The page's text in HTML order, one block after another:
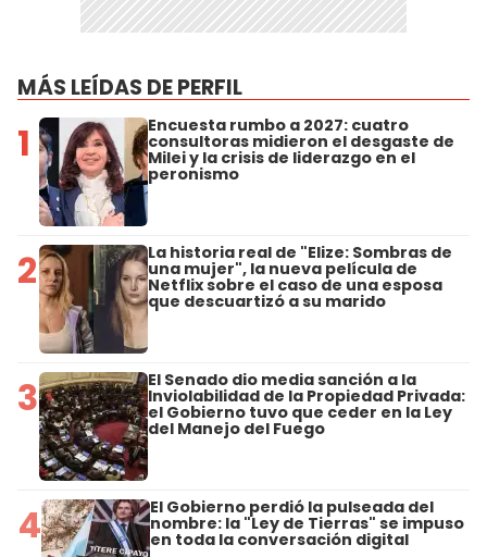
MÁS LEÍDAS DE PERFIL
1 Encuesta rumbo a 2027: cuatro
consultoras midieron el desgaste de
Milei y la crisis de liderazgo en el
peronismo
2 La historia real de "Elize: Sombras de
una mujer", la nueva película de
Netflix sobre el caso de una esposa
que descuartizó a su marido
3 El Senado dio media sanción a la
Inviolabilidad de la Propiedad Privada:
el Gobierno tuvo que ceder en la Ley
del Manejo del Fuego
4 El Gobierno perdió la pulseada del
nombre: la "Ley de Tierras" se impuso
en toda la conversación digital